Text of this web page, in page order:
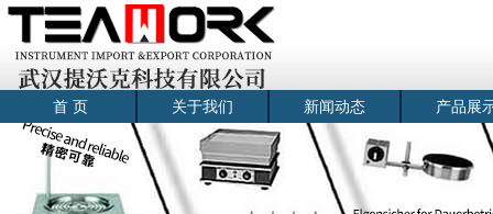
首 页 关于我们 新闻动态 产品展